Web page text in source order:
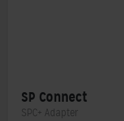
SP Connect
SPC+ Adapter